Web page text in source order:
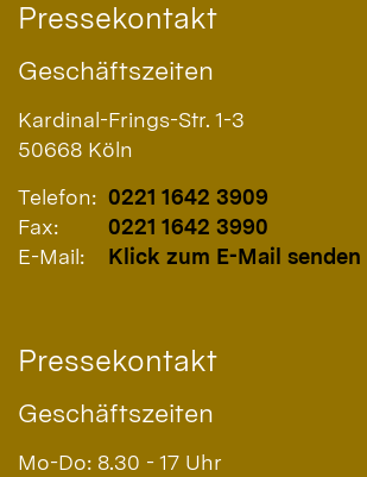
Pressekontakt
Geschäftszeiten
Kardinal-Frings-Str. 1-3
50668 Köln
Telefon: 0221 1642 3909
Fax:
0221 1642 3990
E-Mail:
Klick zum E-Mail senden
Pressekontakt
Geschäftszeiten
Mo-Do: 8.30 - 17 Uhr